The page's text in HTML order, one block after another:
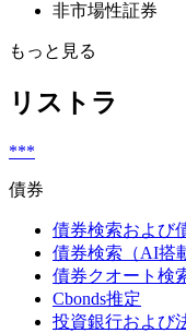
非市場性証券
もっと見る
リストラ
***
債券
債券検索および
債券検索（AI搭
債券クオート検
Cbonds推定
投資銀行および